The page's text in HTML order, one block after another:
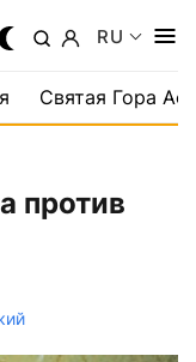
RU
Святая Гора
против